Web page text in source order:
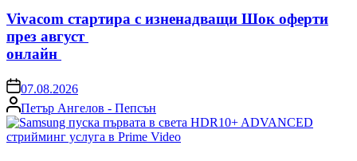
Vivacom стартира с изненадващи Шок оферти
през август
онлайн
on07.08.2026
Posted
by
Петър Ангелов - Пепсън